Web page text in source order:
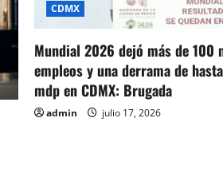
CDMX
Mundial 2026 dejó más de 100
empleos y una derrama de
mdp en CDMX: Brugada
admin julio 17, 2026